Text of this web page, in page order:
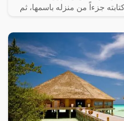
جزءاً من منزله باسمها، ثم